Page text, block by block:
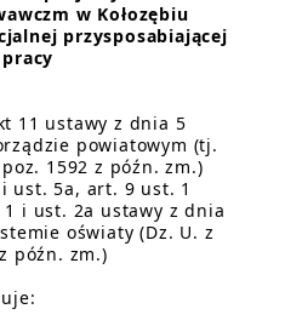
w Kołozębiu
przysposabiającej
11 ustawy z dnia 5
powiatowym (tj.
1592 z późn. zm.)
ust. 5a, art. 9 ust. 1
i ust. 2a ustawy z dnia
oświaty (Dz. U. z
późn. zm.)